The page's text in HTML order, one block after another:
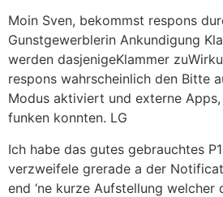
Moin Sven, bekommst respons
Gunstgewerblerin Ankundigung
werden dasjenigeKlammer
respons wahrscheinlich den Bitte
Modus aktiviert und externe
funken konnten. LG
Ich habe das gutes gebrauchtes
verzweifele grerade a der
end ‘ne kurze Aufstellung welcher